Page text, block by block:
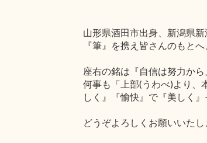
山形県酒田市出身、新潟県新
『筆』を携え皆さんのもと
座右の銘は『自信は努力か
何事も「上部(うわべ)より、
しく』『愉快』で『美しく
どうぞよろしくお願いいたし